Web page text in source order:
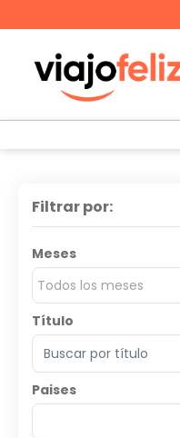
Filtrar por:
Meses
Todos los meses
Título
Paises